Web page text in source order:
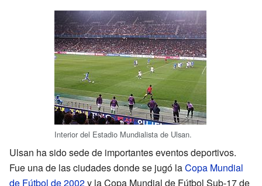
Interior del Estadio Mundialista de Ulsan.
Ulsan ha sido sede de importantes eventos deportivos.
Fue una de las ciudades donde se jugó laCopa Mundial
de Fútbol de 2002y la Copa Mundial de Fútbol Sub-17 de